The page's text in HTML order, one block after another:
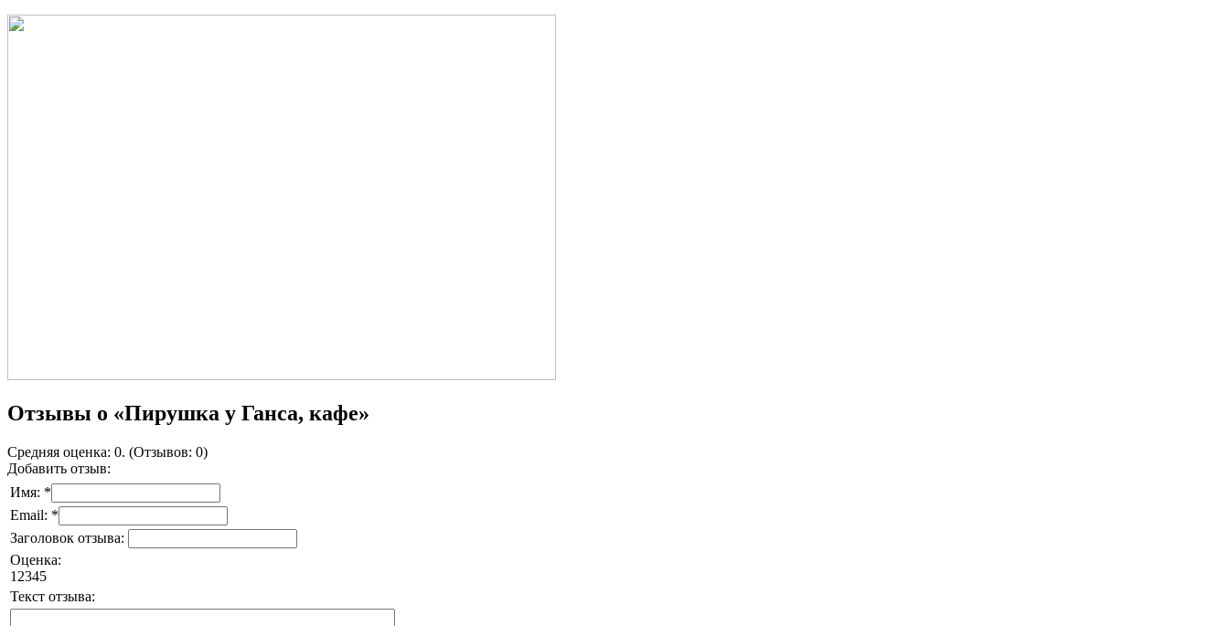
Отзывы о «Пирушка у Ганса, кафе»
Средняя оценка: 0. (Отзывов: 0)
Добавить отзыв:
Имя: *
Email: *
Заголовок отзыва:
Оценка:
1 2345
Текст отзыва: